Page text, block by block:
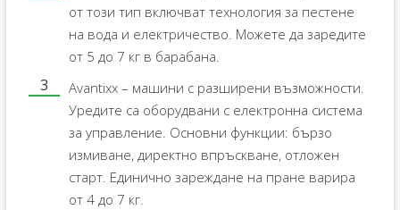
от този тип включват технология за пестене
на вода и електричество. Можете да заредите
от 5 до 7 кг в барабана.
Avantixx – машини с разширени възможности.
Уредите са оборудвани с електронна система
за управление. Основни функции: бързо
измиване, директно впръскване, отложен
старт. Единично зареждане на пране варира
от 4 до 7 кг.